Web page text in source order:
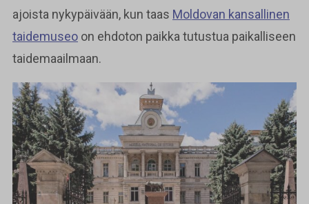
ajoista nykypäivään, kun taas Moldovan kansallinen
taidemuseo on ehdoton paikka tutustua paikalliseen
taidemaailmaan.